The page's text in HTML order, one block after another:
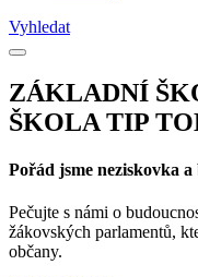
Vyhledat
ZÁKLADNÍ
ŠKOLA TIP
Pořád jsme neziskovka
Pečujte s námi o
žákovských parlamentů,
občany.